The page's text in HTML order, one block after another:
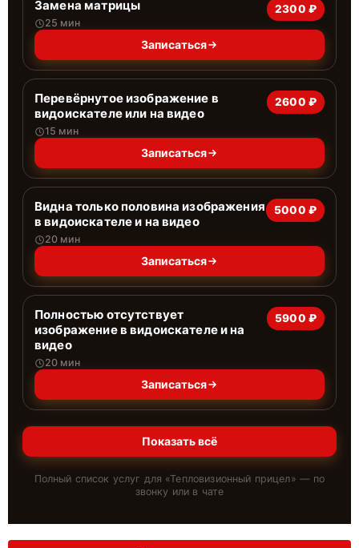
Замена матрицы
25 мин
2300 ₽
Записаться
Перевёрнутое изображение в
видоискателе или на видео
15 мин
2600 ₽
Записаться
Видна только половина изображения
в видоискателе и на видео
20 мин
5000 ₽
Записаться
Полностью отсутствует
изображение в видоискателе и на
видео
20 мин
5900 ₽
Записаться
Показать всё
Полный список услуг для «Тепловизионный прицел» — по
звонку или в чате